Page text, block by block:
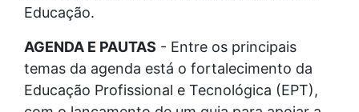
Educação.
AGENDA E PAUTAS - Entre os principais
temas da agenda está o fortalecimento da
Educação Profissional e Tecnológica (EPT),